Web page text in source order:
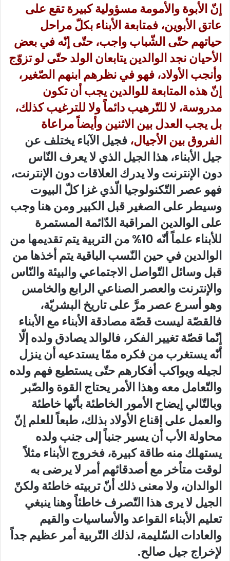
إنّ الأبوة والأمومة مسؤولية كبيرة تقع على
عاتق الأبوين، فمتابعة الأبناء بكلّ مراحل
حياتهم حتّى الشّباب واجب، حتّى إنّه في بعض
الأحيان نجد الوالدين يتابعان الولد حتّى لو تزوّج
وأنجب الأولاد، فهو في نظرهم ابنهم الصّغير،
إنّ هذه المتابعة للوالدين يجب أن تكون
مدروسة، لا للتّرهيب دائماً ولا للترغيب كذلك،
بل يجب العدل بين الاثنين وأيضاً مراعاة
الفروق بين الأجيال، فجيل الآباء يختلف عن
جيل الأبناء، هذا الجيل الذي لا يعرف النّاس
دون الإنترنت ولا يدرك العلاقات دون الإنترنت،
فهو عصر التّكنولوجيا الّذي غزا كلّ البيوت
وسيطر على الصغير قبل الكبير ومن هنا وجب
على الوالدين المراقبة الدّائمة المستمرة
للأبناء علماً أنّه 10% من التربية يتم تقديمها من
الوالدين في حين النّسب الباقية يتم أخذها من
قبل وسائل التّواصل الاجتماعي والبيئة والنّاس
والإنترنت والعصر الصناعي الرابع والخامس
وهو أسرع عصر مرَّ على تاريخ البشريّة،
فالقصّة ليست قصّة مصادقة الأبناء مع الأبناء
إنّما قصّة تغيير الفكر، فالوالد يصادق ولده إلّا
أنّه يستغرب من فكره ممّا يستدعيه أن ينزل
لجيله ويواكب أفكارهم حتّى يستطيع فهم ولده
والتّعامل معه وهذا الأمر يحتاج القوة والصّبر
وبالتّالي إيضاح الأمور الخاطئة بأنّها خاطئة
والعمل على إقناع الأولاد بذلك، طبعاً للعلم إنّ
محاولة الأب أن يسير جنباً إلى جنب ولده
يستهلك منه طاقة كبيرة، فخروج الأبناء مثلاً
لوقت متأخر مع أصدقائهم أمر لا يرضى به
الوالدان، ولا معنى ذلك أنّ تربيته خاطئة ولكنّ
الجيل لا يرى هذا التّصرف خاطئاً وهنا ينبغي
تعليم الأبناء القواعد والأساسيات والقيم
والعادات السّليمة، لذلك التّربية أمر عظيم جداً
لإخراج جيل صالح.